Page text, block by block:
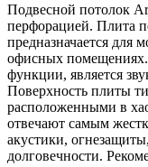
Подвесной потолок
перфорацией. Плита
предназначается для
офисных
функции, является
Поверхность плиты
расположенными в
отвечают самым
акустики,
долговечности.